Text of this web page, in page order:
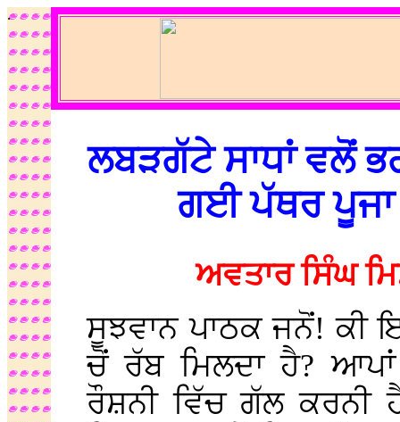
.
ਲਬੜਗੱਟੇ ਸਾਧਾਂ ਵਲੋਂ
ਗਈ ਪੱਥਰ ਪੂਜਾ
ਅਵਤਾਰ ਸਿੰਘ
ਸੂਝਵਾਨ ਪਾਠਕ ਜਨੋਂ! ਕੀ
ਚੋਂ ਰੱਬ ਮਿਲਦਾ ਹੈ? ਆਪਾਂ
ਰੌਸ਼ਨੀ ਵਿੱਚ ਗੱਲ ਕਰਨੀ